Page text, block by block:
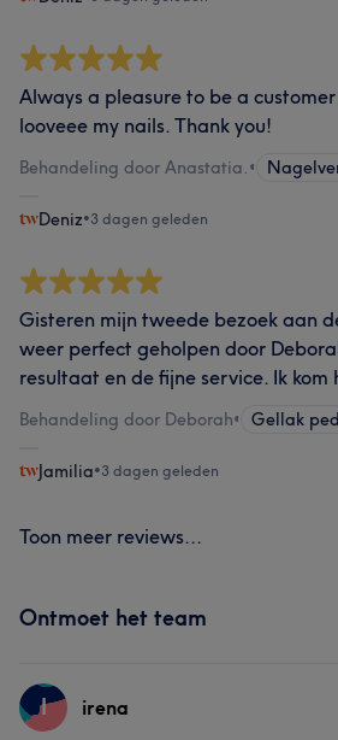
Always a pleasure to be a
looveee my nails. Thank you!
Behandeling door Anastatia.•
Deniz•3 dagen geleden
Gisteren mijn tweede bezoek aan
weer perfect geholpen door
resultaat en de fijne service. Ik kom
Behandeling door Deborah• Gellak
Jamilia•3 dagen geleden
Toon meer reviews...
Ontmoet het team
I irena